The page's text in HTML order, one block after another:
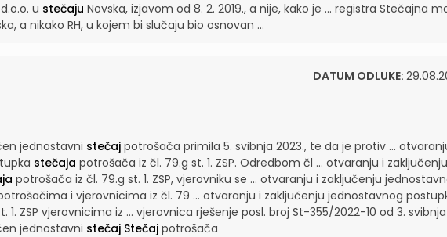
u stečaju Novska, izjavom od 8. 2. 2019., a nije, kako je ... registra Stečajna
a nikako RH, u kojem bi slučaju bio osnovan ...
DATUM ODLUKE:
jednostavni stečaj potrošača primila 5. svibnja 2023., te da je protiv ...
stečaja potrošača iz čl. 79.g st. 1. ZSP. Odredbom čl ... otvaranju i zaključenju
potrošača iz čl. 79.g st. 1. ZSP, vjerovniku se ... otvaranju i zaključenju
i vjerovnicima iz čl. 79 ... otvaranju i zaključenju jednostavnog
1. ZSP vjerovnicima iz ... vjerovnica rješenje posl. broj St-355/2022-10 od 3. svibnja
jednostavni stečaj Stečaj potrošača